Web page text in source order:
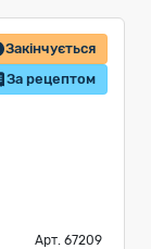
Закінчується
За рецептом
Арт. 67209